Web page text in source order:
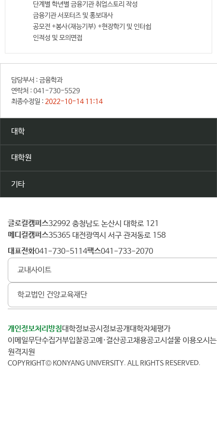
단계별 학년별 금융기관 취업스토리 작성
금융기관 서포터즈 및 홍보대사
공모전 +봉사(재능기부) +현장학기 및 인터쉽
인적성 및 모의면접
담당부서 : 금융학과
연락처 : 041-730-5529
최종수정일 : 2022-10-14 11:14
대학
대학원
기타
건
양
대
학
글로컬캠퍼스 32992 충청남도 논산시 대학로 121
메디컬캠퍼스 35365 대전광역시 서구 관저동로 158
대표전화 041-730-5114 팩스 041-733-2070
교내사이트
학교법인 건양교육재단
개인정보처리방침 대학정보공시 정보공개
대학자체평가
이메일무단수집거부
입찰공고 예·결산공고 채용공고 시설물 이용
오시
원격지원
COPYRIGHT© KONYANG UNIVERSITY. ALL RIGHTS RESERVED.